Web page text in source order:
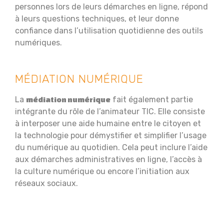
personnes lors de leurs démarches en ligne, répond
à leurs questions techniques, et leur donne
confiance dans l’utilisation quotidienne des outils
numériques.
MÉDIATION NUMÉRIQUE
La médiation numérique fait également partie
intégrante du rôle de l’animateur TIC. Elle consiste
à interposer une aide humaine entre le citoyen et
la technologie pour démystifier et simplifier l’usage
du numérique au quotidien. Cela peut inclure l’aide
aux démarches administratives en ligne, l’accès à
la culture numérique ou encore l’initiation aux
réseaux sociaux.